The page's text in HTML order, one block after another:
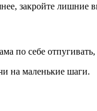
закройте лишние
по себе
на маленькие шаги.